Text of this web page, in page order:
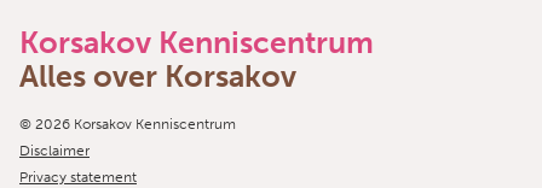
Korsakov Kenniscentrum
Alles over Korsakov
Copyright navigation
© 2026 Korsakov Kenniscentrum
Disclaimer
Privacy statement